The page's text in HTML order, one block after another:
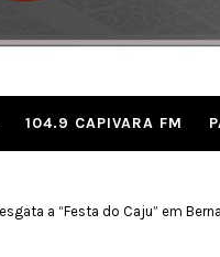
104.9 CAPIVARA FM
a “Festa do Caju” em